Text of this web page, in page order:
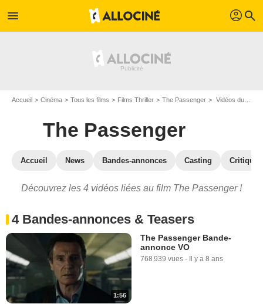
menu profil search
Accueil Cinéma Tous les films Films Thriller The Passenger Vidéos du film The Passenger
The Passenger
Accueil News Bandes-annonces Casting
Découvrez les 4 vidéos liées au film The Passenger !
4 Bandes-annonces & Teasers
1:56
The Passenger Bande-
annonce VO
768 939 vues - Il y a 8 ans